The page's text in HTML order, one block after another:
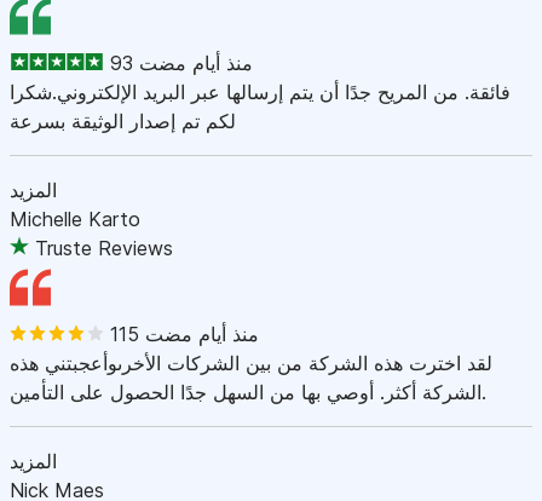
93 منذ أيام مضت
فائقة. من المريح جدًا أن يتم إرسالها عبر البريد الإلكتروني.شكرا
لكم تم إصدار الوثيقة بسرعة
المزيد
Michelle Karto
Truste Reviews
115 منذ أيام مضت
لقد اخترت هذه الشركة من بين الشركات الأخرىوأعجبتني هذه
الشركة أكثر. أوصي بها من السهل جدًا الحصول على التأمين.
المزيد
Nick Maes